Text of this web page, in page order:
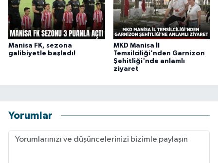
Manisa FK, sezona
galibiyetle başladı!
MKD Manisa İl
Temsilciliği'nden Garnizon
Şehitliği'nde anlamlı
ziyaret
Yorumlar